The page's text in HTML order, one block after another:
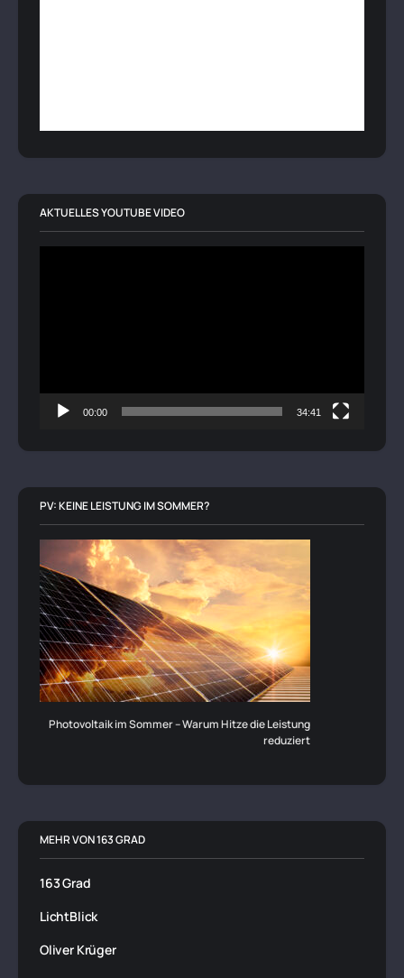
AKTUELLES YOUTUBE VIDEO
00:00 34:41
PV: KEINE LEISTUNG IM SOMMER?
Photovoltaik im Sommer – Warum Hitze die Leistung
reduziert
MEHR VON 163 GRAD
163 Grad
LichtBlick
Oliver Krüger